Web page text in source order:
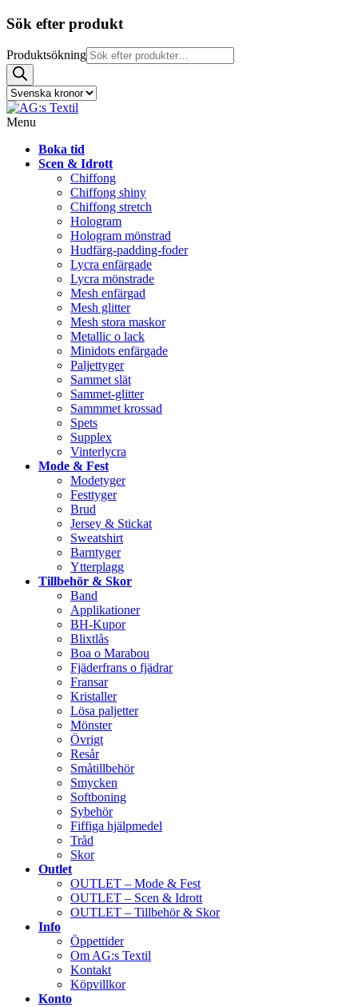
Sök efter produkt
Produktsökning
Menu
Boka tid
Scen & Idrott
Chiffong
Chiffong shiny
Chiffong stretch
Hologram
Hologram mönstrad
Hudfärg-padding-foder
Lycra enfärgade
Lycra mönstrade
Mesh enfärgad
Mesh glitter
Mesh stora maskor
Metallic o lack
Minidots enfärgade
Paljettyger
Sammet slät
Sammet-glitter
Sammmet krossad
Spets
Supplex
Vinterlycra
Mode & Fest
Modetyger
Festtyger
Brud
Jersey & Stickat
Sweatshirt
Barntyger
Ytterplagg
Tillbehör & Skor
Band
Applikationer
BH-Kupor
Blixtlås
Boa o Marabou
Fjäderfrans o fjädrar
Fransar
Kristaller
Lösa paljetter
Mönster
Övrigt
Resår
Småtillbehör
Smycken
Softboning
Sybehör
Fiffiga hjälpmedel
Tråd
Skor
Outlet
OUTLET – Mode & Fest
OUTLET – Scen & Idrott
OUTLET – Tillbehör & Skor
Info
Öppettider
Om AG:s Textil
Kontakt
Köpvillkor
Konto